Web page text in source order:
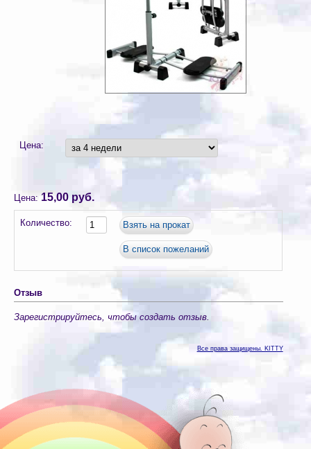
Цена:
Цена: 15,00 руб.
Количество:
Отзыв
Зарегистрируйтесь, чтобы создать отзыв.
Все права защищены. KITTY